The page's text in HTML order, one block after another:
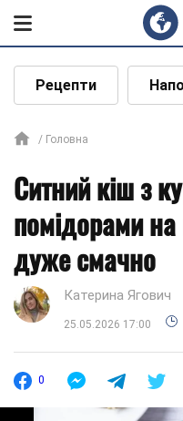
Рецепти
Головна
Ситний кіш з
помідорами
дуже смачно
Катерина Ягович
25.05.2026 17:00
0